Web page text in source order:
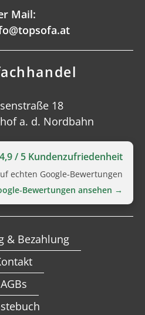
Mail:
18
a. d. Nordbahn
4,9 / 5 Kundenzufriedenheit
echten Google‑Bewertungen
ansehen →
& Bezahlung
AGBs